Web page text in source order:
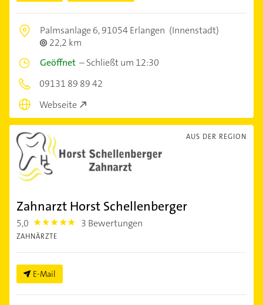
Palmsanlage 6,91054 Erlangen (Innenstadt)
22,2 km
Geöffnet –Schließt um 12:30
09131 89 89 42
Webseite
AUS DER REGION
Zahnarzt Horst Schellenberger
5,0 5.0 3 Bewertungen
ZAHNÄRZTE
E-Mail